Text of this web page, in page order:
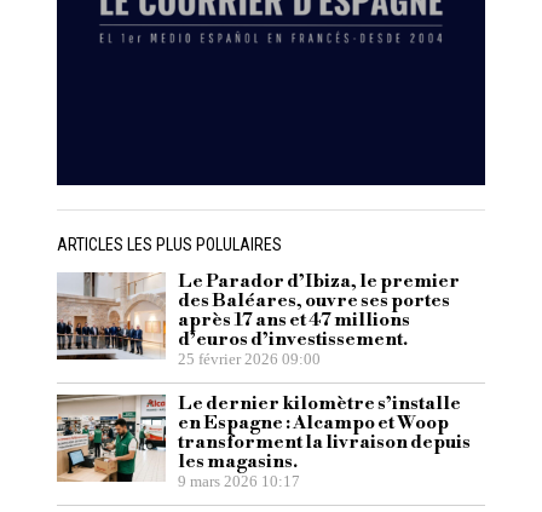
ARTICLES LES PLUS POLULAIRES
Le Parador d’Ibiza, le premier
des Baléares, ouvre ses portes
après 17 ans et 47 millions
d’euros d’investissement.
25 février 2026 09:00
Le dernier kilomètre s’installe
en Espagne : Alcampo et Woop
transforment la livraison depuis
les magasins.
9 mars 2026 10:17